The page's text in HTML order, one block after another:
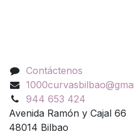
Contáctenos
944 653 424
Avenida Ramón y Cajal 66
48014 Bilbao